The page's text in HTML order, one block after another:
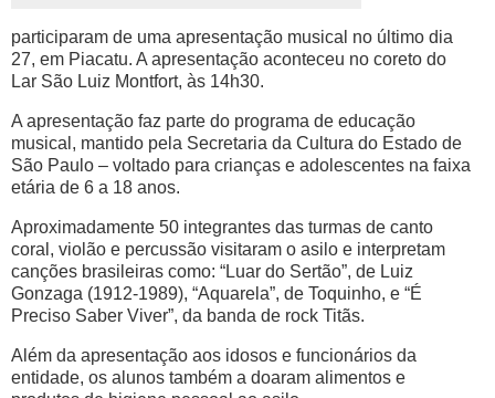
participaram de uma apresentação musical no último dia
27, em Piacatu. A apresentação aconteceu no coreto do
Lar São Luiz Montfort, às 14h30.
A apresentação faz parte do programa de educação
musical, mantido pela Secretaria da Cultura do Estado de
São Paulo – voltado para crianças e adolescentes na faixa
etária de 6 a 18 anos.
Aproximadamente 50 integrantes das turmas de canto
coral, violão e percussão visitaram o asilo e interpretam
canções brasileiras como: “Luar do Sertão”, de Luiz
Gonzaga (1912-1989), “Aquarela”, de Toquinho, e “É
Preciso Saber Viver”, da banda de rock Titãs.
Além da apresentação aos idosos e funcionários da
entidade, os alunos também a doaram alimentos e